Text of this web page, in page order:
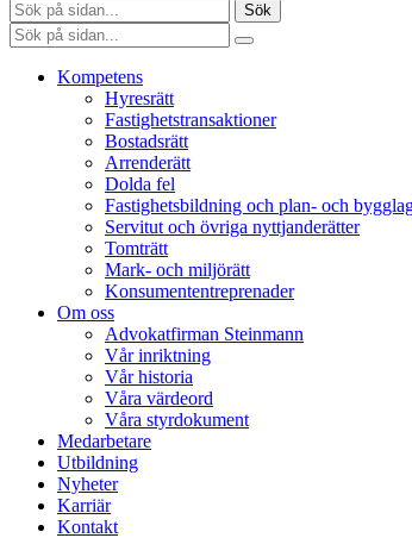
Sök
Kompetens
Hyresrätt
Fastighetstransaktioner
Bostadsrätt
Arrenderätt
Dolda fel
Fastighetsbildning och plan- och
Servitut och övriga nyttjanderätter
Tomträtt
Mark- och miljörätt
Konsumententreprenader
Om oss
Advokatfirman Steinmann
Vår inriktning
Vår historia
Våra värdeord
Våra styrdokument
Medarbetare
Utbildning
Nyheter
Karriär
Kontakt